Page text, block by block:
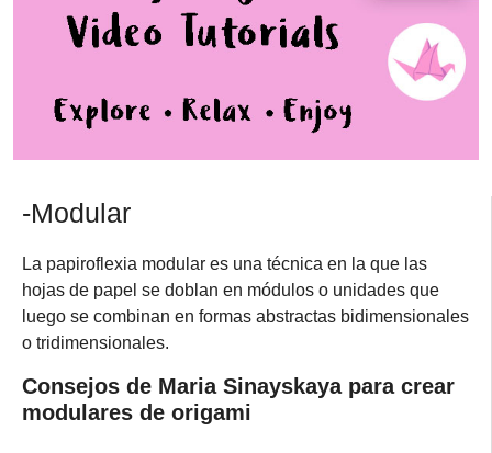
-Modular
La papiroflexia modular es una técnica en la que las
hojas de papel se doblan en módulos o unidades que
luego se combinan en formas abstractas bidimensionales
o tridimensionales.
Consejos de Maria Sinayskaya para crear
modulares de origami